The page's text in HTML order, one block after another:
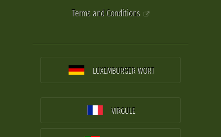
Terms and Conditions
LUXEMBURGER WORT
VIRGULE